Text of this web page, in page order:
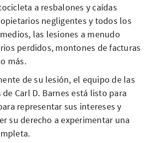
a resbalones y caídas
negligentes y todos los
las lesiones a menudo
perdidos, montones de facturas
más.
de su lesión, el equipo de las
de Carl D. Barnes está listo para
representar sus intereses y
su derecho a experimentar una